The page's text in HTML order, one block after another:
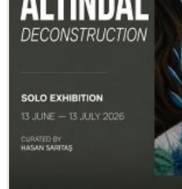
Dünya
Karikatür